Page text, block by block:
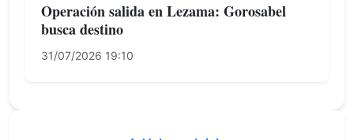
Operación salida en Lezama: Gorosabel
busca destino
31/07/2026 19:10